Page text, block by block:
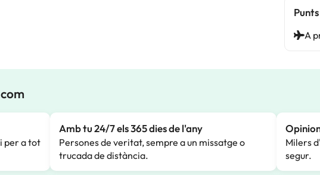
A
per a tot
Amb tu 24/7 els 365 dies de l'any
Persones de veritat, sempre a un missatge o
trucada de distància.
Milers
segur.